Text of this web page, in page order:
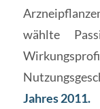
wählte
Jahres 2011.